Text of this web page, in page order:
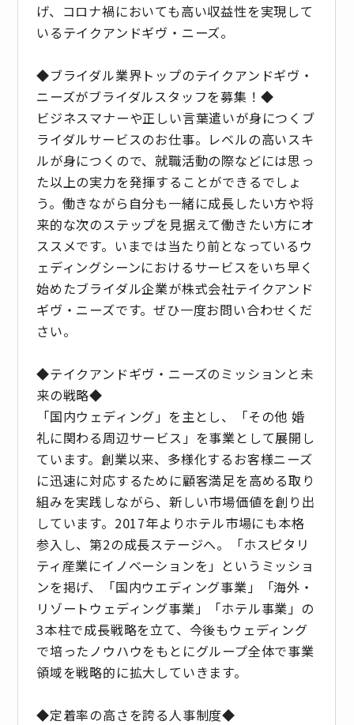
げ、コロナ禍においても高い収益性を実現して
いるテイクアンドギヴ・ニーズ。
◆ブライダル業界トップのテイクアンドギヴ・
ニーズがブライダルスタッフを募集！◆
ビジネスマナーや正しい言葉遣いが身につくブ
ライダルサービスのお仕事。レベルの高いスキ
ルが身につくので、就職活動の際などには思っ
た以上の実力を発揮することができるでしょ
う。働きながら自分も一緒に成長したい方や将
来的な次のステップを見据えて働きたい方にオ
ススメです。いまでは当たり前となっているウ
ェディングシーンにおけるサービスをいち早く
始めたブライダル企業が株式会社テイクアンド
ギヴ・ニーズです。ぜひ一度お問い合わせくだ
さい。
◆テイクアンドギヴ・ニーズのミッションと未
来の戦略◆
「国内ウェディング」を主とし、「その他 婚
礼に関わる周辺サービス」を事業として展開し
ています。創業以来、多様化するお客様ニーズ
に迅速に対応するために顧客満足を高める取り
組みを実践しながら、新しい市場価値を創り出
しています。2017年よりホテル市場にも本格
参入し、第2の成長ステージへ。「ホスピタリ
ティ産業にイノベーションを」というミッショ
ンを掲げ、「国内ウエディング事業」「海外・
リゾートウェディング事業」「ホテル事業」の
3本柱で成長戦略を立て、今後もウェディング
で培ったノウハウをもとにグループ全体で事業
領域を戦略的に拡大していきます。
◆定着率の高さを誇る人事制度◆